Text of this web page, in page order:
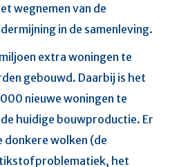
wegnemen van de
in de samenleving.
extra woningen te
gebouwd. Daarbij is het
nieuwe woningen te
huidige bouwproductie. Er
donkere wolken (de
het